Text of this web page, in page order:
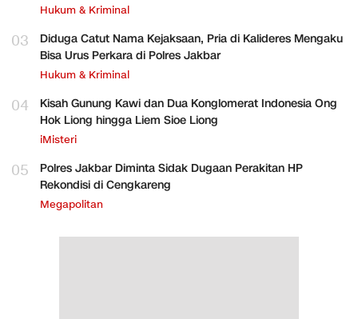
Hukum & Kriminal
03
Diduga Catut Nama Kejaksaan, Pria di Kalideres Mengaku
Bisa Urus Perkara di Polres Jakbar
Hukum & Kriminal
04
Kisah Gunung Kawi dan Dua Konglomerat Indonesia Ong
Hok Liong hingga Liem Sioe Liong
iMisteri
05
Polres Jakbar Diminta Sidak Dugaan Perakitan HP
Rekondisi di Cengkareng
Megapolitan